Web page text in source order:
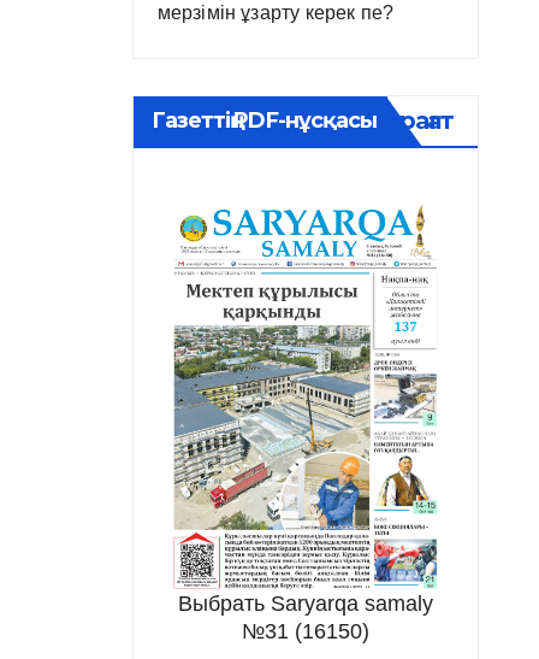
мерзімін ұзарту керек пе?
Газеттің PDF-нұсқасыМұрағат
Выбрать Saryarqa samaly
№31 (16150)